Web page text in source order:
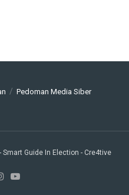
Pedoman Media Siber
- Smart Guide In Election - Cre4tive